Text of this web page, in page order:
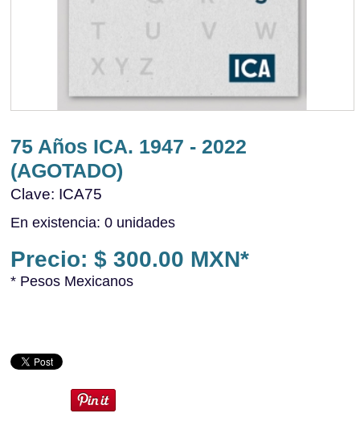
75 Años ICA. 1947 - 2022
(AGOTADO)
Clave: ICA75
En existencia: 0 unidades
Precio: $ 300.00 MXN*
* Pesos Mexicanos